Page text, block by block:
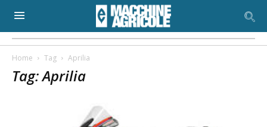
Home Tag Aprilia
Tag: Aprilia